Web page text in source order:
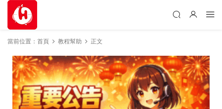
當前位置： 首頁 教程幫助 正文